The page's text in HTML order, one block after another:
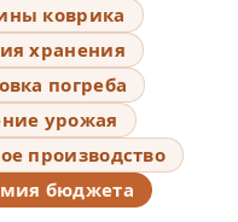
коврика
хранения
погреба
урожая
производство
бюджета